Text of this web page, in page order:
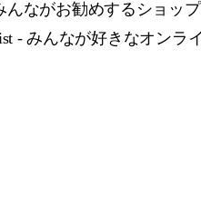
んながお勧めするショップ
- みんなが好きなオンラ